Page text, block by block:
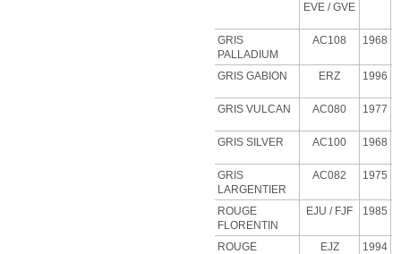
EVE / GVE
GRIS
PALLADIUM
AC108 1968
GRIS GABION ERZ 1996
GRIS VULCAN AC080 1977
GRIS SILVER AC100 1968
GRIS
LARGENTIER
AC082 1975
ROUGE
FLORENTIN
EJU / FJF 1985
ROUGE
EJZ 1994